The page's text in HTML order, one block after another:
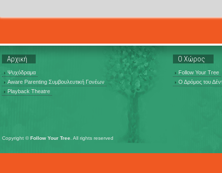
Αρχική
Ψυχόδραμα
Aware Parenting Συμβουλευτική Γονέων
Playback Theatre
Ο Χώρος
Follow Your Tree
Ο Δρόμος του
Copyright © Follow Your Tree. All rights reserved